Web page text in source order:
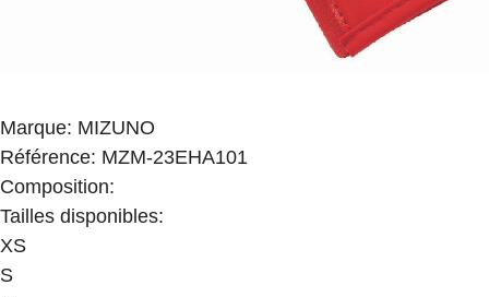
Marque: MIZUNO
Référence: MZM-23EHA101
Composition:
Tailles disponibles:
XS
S